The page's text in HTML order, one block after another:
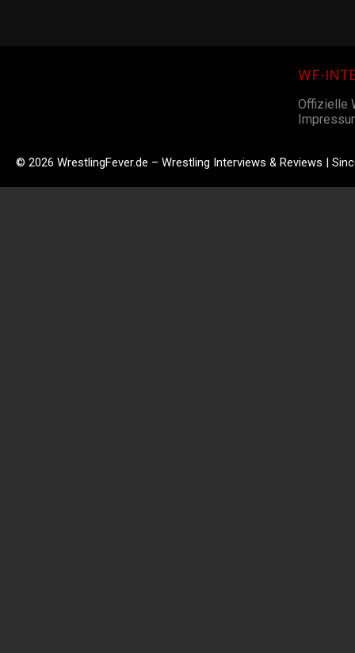
WF-
Offizielle
© 2026 WrestlingFever.de – Wrestling Interviews & Reviews |